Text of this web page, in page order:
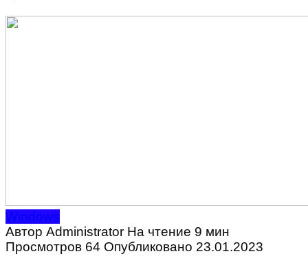
Windows
Автор Administrator На чтение 9 мин
Просмотров 64 Опубликовано 23.01.2023